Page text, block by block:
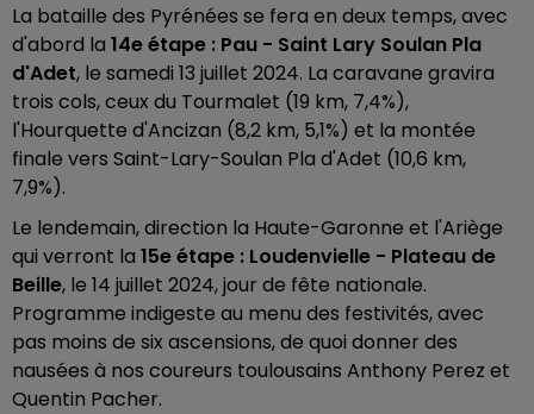
La bataille des Pyrénées se fera en deux temps, avec
d'abord la 14e étape : Pau - Saint Lary Soulan Pla
d'Adet, le samedi 13 juillet 2024. La caravane gravira
trois cols, ceux du Tourmalet (19 km, 7,4%),
l'Hourquette d'Ancizan (8,2 km, 5,1%) et la montée
finale vers Saint-Lary-Soulan Pla d'Adet (10,6 km,
7,9%).
Le lendemain, direction la Haute-Garonne et l'Ariège
qui verront la 15e étape : Loudenvielle - Plateau de
Beille, le 14 juillet 2024, jour de fête nationale.
Programme indigeste au menu des festivités, avec
pas moins de six ascensions, de quoi donner des
nausées à nos coureurs toulousains Anthony Perez et
Quentin Pacher.